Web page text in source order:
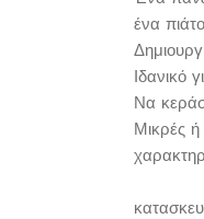
ένα
Ιδανικό
Να
Μικρές